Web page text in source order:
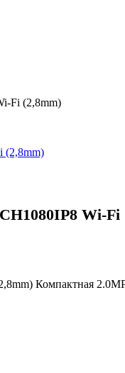
Fi (2,8mm)
Wi-Fi
Компактная